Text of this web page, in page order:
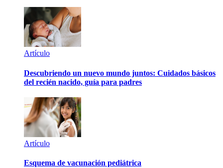
Artículo
Descubriendo un nuevo mundo juntos: Cuidados básicos
del recién nacido, guía para padres
Artículo
Esquema de vacunación pediátrica